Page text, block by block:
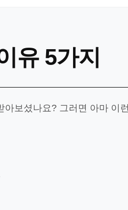
유 5가지
보셨나요? 그러면 아마 이런